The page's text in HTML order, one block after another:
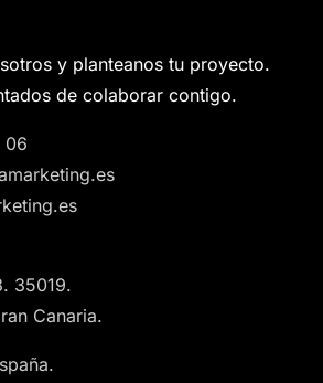
y planteanos tu proyecto.
de colaborar contigo.
06
35019.
Canaria.